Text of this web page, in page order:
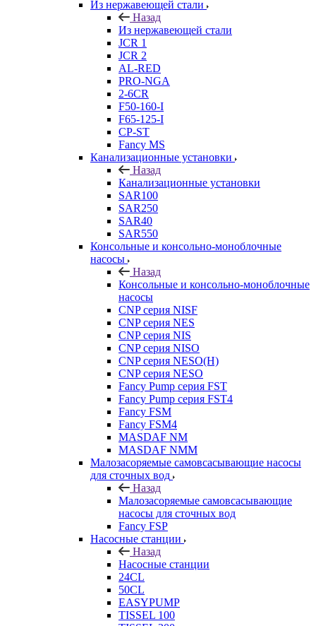
Из нержавеющей стали
Назад
Из нержавеющей стали
JCR 1
JCR 2
AL-RED
PRO-NGA
2-6CR
F50-160-I
F65-125-I
CP-ST
Fancy MS
Канализационные установки
Назад
Канализационные установки
SAR100
SAR250
SAR40
SAR550
Консольные и консольно-моноблочные
насосы
Назад
Консольные и консольно-моноблочные
насосы
CNP серия NISF
CNP серия NES
CNP серия NIS
CNP серия NISO
CNP серия NESO(H)
CNP серия NESO
Fancy Pump серия FST
Fancy Pump серия FST4
Fancy FSM
Fancy FSM4
MASDAF NM
MASDAF NMM
Малозасоряемые самовсасывающие насосы
для сточных вод
Назад
Малозасоряемые самовсасывающие
насосы для сточных вод
Fancy FSP
Насосные станции
Назад
Насосные станции
24CL
50CL
EASYPUMP
TISSEL 100